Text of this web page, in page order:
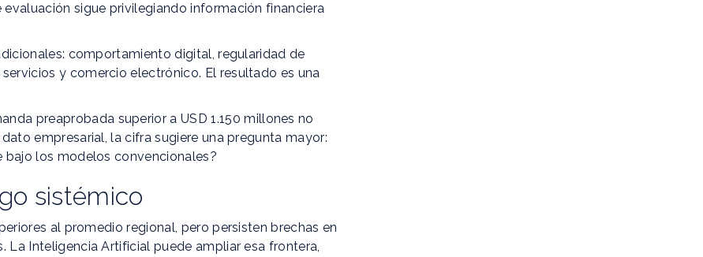
sigue privilegiando información financiera
comportamiento digital, regularidad de
y comercio electrónico. El resultado es una
preaprobada superior a USD 1.150 millones no
empresarial, la cifra sugiere una pregunta mayor:
los modelos convencionales?
sistémico
al promedio regional, pero persisten brechas en
Inteligencia Artificial puede ampliar esa frontera,